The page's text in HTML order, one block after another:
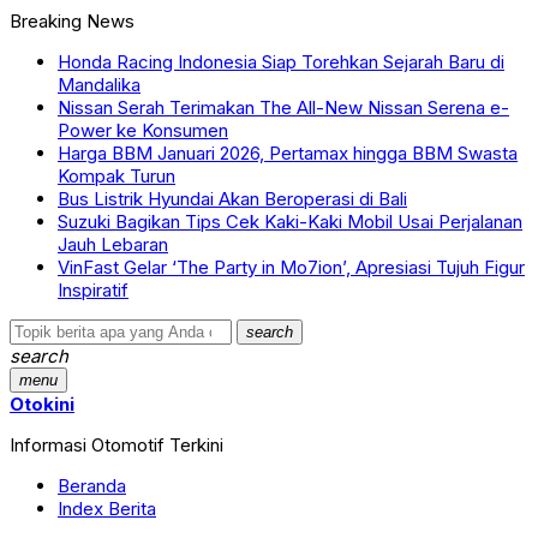
Breaking News
Honda Racing Indonesia Siap Torehkan Sejarah Baru di
Mandalika
Nissan Serah Terimakan The All-New Nissan Serena e-
Power ke Konsumen
Harga BBM Januari 2026, Pertamax hingga BBM Swasta
Kompak Turun
Bus Listrik Hyundai Akan Beroperasi di Bali
Suzuki Bagikan Tips Cek Kaki-Kaki Mobil Usai Perjalanan
Jauh Lebaran
VinFast Gelar ‘The Party in Mo7ion’, Apresiasi Tujuh Figur
Inspiratif
search
search
menu
Otokini
Informasi Otomotif Terkini
Beranda
Index Berita